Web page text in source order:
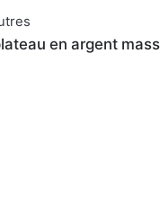
en argent